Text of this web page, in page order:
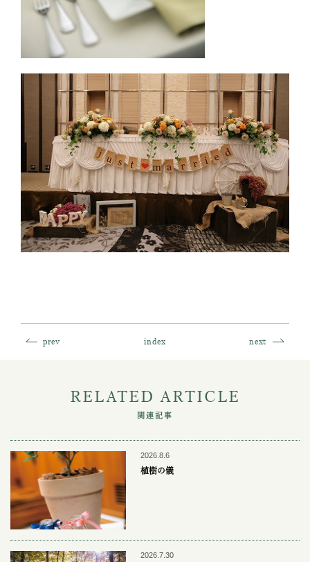
prev index next
RELATED ARTICLE
関連記事
2026.8.6
植樹の儀
2026.7.30